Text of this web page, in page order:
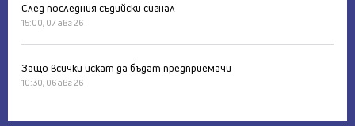
След последния съдийски сигнал
15:00, 07 авг 26
Защо всички искат да бъдат предприемачи
10:30, 06 авг 26